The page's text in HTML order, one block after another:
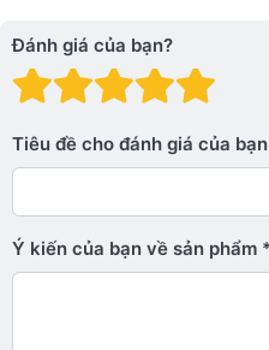
Đánh giá của bạn?
Đánh
Đánh giá:
Đánh giá: 1
Tiêu đề cho đánh giá của bạn
Ý kiến ​​của bạn về sản phẩm